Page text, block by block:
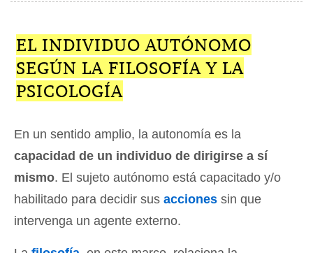
EL INDIVIDUO AUTÓNOMO
SEGÚN LA FILOSOFÍA Y LA
PSICOLOGÍA
En un sentido amplio, la autonomía es la
capacidad de un individuo de dirigirse a sí
mismo. El sujeto autónomo está capacitado y/o
habilitado para decidir sus acciones sin que
intervenga un agente externo.